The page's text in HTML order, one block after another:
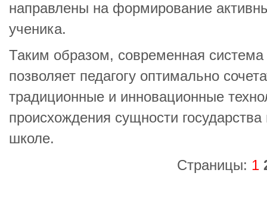
направлены на формирование
ученика.
Таким образом, современная система
позволяет педагогу оптимально
традиционные и инновационные
происхождения сущности
школе.
Страницы: 1